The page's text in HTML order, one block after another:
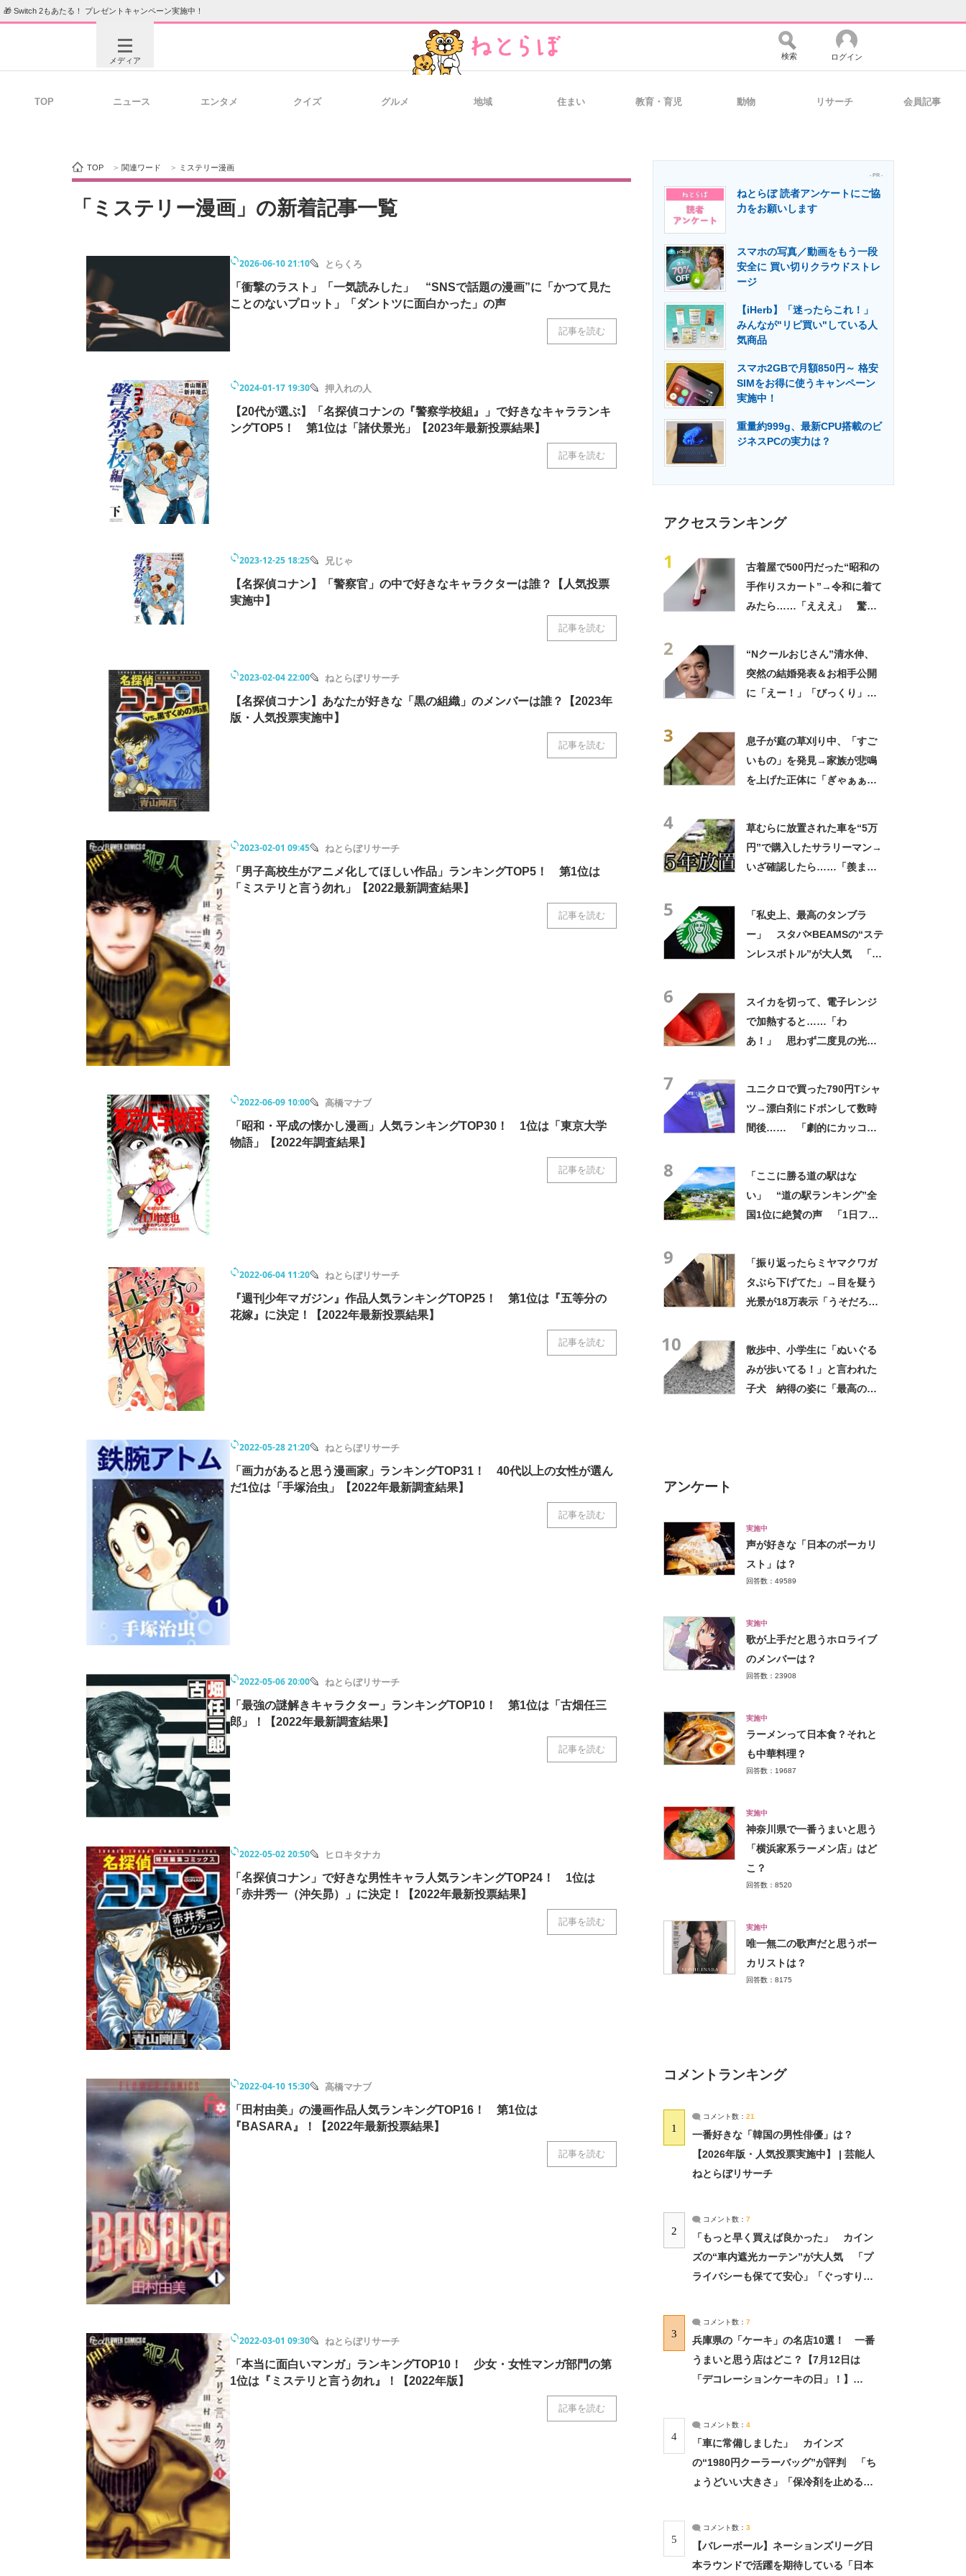
🎁 Switch 2もあたる！ プレゼントキャンペーン実施中！
メディア
AI活用のいまが分かる 経営リーダーのコミュニティ マーケ×ITの今がよく分かる
企業向けIT製品の総合サイト 製造業のIT導入・活用を支援
モノづくり技術者専門サイト エネルギーの専門メディア 建設×テクノロジーの最前線
ちょっと気になるネットの話題
検索 ログイン
TOP ニュース エンタメ クイズ グルメ 地域 住まい 教育・育児 動物 リサーチ 会員記事
TOP > 関連ワード > ミステリー漫画
「ミステリー漫画」の新着記事一覧
2026-06-10 21:10 とらくろ
「衝撃のラスト」「一気読みした」 “SNSで話題の漫画”に「かつて見た
ことのないプロット」「ダントツに面白かった」の声
記事を読む
2024-01-17 19:30 押入れの人
【20代が選ぶ】「名探偵コナンの『警察学校組』」で好きなキャラランキ
ングTOP5！ 第1位は「諸伏景光」【2023年最新投票結果】
記事を読む
2023-12-25 18:25 兄じゃ
【名探偵コナン】「警察官」の中で好きなキャラクターは誰？【人気投票
実施中】
記事を読む
2023-02-04 22:00 ねとらぼリサーチ
【名探偵コナン】あなたが好きな「黒の組織」のメンバーは誰？【2023年
版・人気投票実施中】
記事を読む
2023-02-01 09:45 ねとらぼリサーチ
「男子高校生がアニメ化してほしい作品」ランキングTOP5！ 第1位は
「ミステリと言う勿れ」【2022最新調査結果】
記事を読む
2022-06-09 10:00 高橋マナブ
「昭和・平成の懐かし漫画」人気ランキングTOP30！ 1位は「東京大学
物語」【2022年調査結果】
記事を読む
2022-06-04 11:20 ねとらぼリサーチ
『週刊少年マガジン』作品人気ランキングTOP25！ 第1位は『五等分の
花嫁』に決定！【2022年最新投票結果】
記事を読む
2022-05-28 21:20 ねとらぼリサーチ
「画力があると思う漫画家」ランキングTOP31！ 40代以上の女性が選ん
だ1位は「手塚治虫」【2022年最新調査結果】
記事を読む
2022-05-06 20:00 ねとらぼリサーチ
「最強の謎解きキャラクター」ランキングTOP10！ 第1位は「古畑任三
郎」！【2022年最新調査結果】
記事を読む
2022-05-02 20:50 ヒロキタナカ
「名探偵コナン」で好きな男性キャラ人気ランキングTOP24！ 1位は
「赤井秀一（沖矢昴）」に決定！【2022年最新投票結果】
記事を読む
2022-04-10 15:30 高橋マナブ
「田村由美」の漫画作品人気ランキングTOP16！ 第1位は
『BASARA』！【2022年最新投票結果】
記事を読む
2022-03-01 09:30 ねとらぼリサーチ
「本当に面白いマンガ」ランキングTOP10！ 少女・女性マンガ部門の第
1位は『ミステリと言う勿れ』！【2022年版】
記事を読む
- PR -
ねとらぼ 読者アンケートにご協
力をお願いします
スマホの写真／動画をもう一段
安全に 買い切りクラウドストレ
ージ
【iHerb】「迷ったらこれ！」
みんなが"リピ買い"している人
気商品
スマホ2GBで月額850円～ 格安
SIMをお得に使うキャンペーン
実施中！
重量約999g、最新CPU搭載のビ
ジネスPCの実力は？
アクセスランキング
1
古着屋で500円だった“昭和の
手作りスカート”→令和に着て
みたら……「えええ」 驚き
2
“Nクールおじさん”清水伸、
突然の結婚発表＆お相手公開
に「えー！」「びっくり」
3
息子が庭の草刈り中、「すご
いもの」を発見→家族が悲鳴
を上げた正体に「ぎゃぁぁぁ
4
草むらに放置された車を“5万
円”で購入したサラリーマン→
いざ確認したら……「羨まし
5
「私史上、最高のタンブラ
ー」 スタバ×BEAMSの“ステ
ンレスボトル”が大人気 「氷
6
スイカを切って、電子レンジ
で加熱すると……「わ
あ！」 思わず二度見の光景
7
ユニクロで買った790円Tシャ
ツ→漂白剤にドボンして数時
間後…… 「劇的にカッコよ
8
「ここに勝る道の駅はな
い」 “道の駅ランキング”全
国1位に絶賛の声 「1日フル
9
「振り返ったらミヤマクワガ
タぶら下げてた」→目を疑う
光景が18万表示「うそだろ
10
散歩中、小学生に「ぬいぐる
みが歩いてる！」と言われた
子犬 納得の姿に「最高の褒
アンケート
実施中
声が好きな「日本のボーカリ
スト」は？
回答数：49589
実施中
歌が上手だと思うホロライブ
のメンバーは？
回答数：23908
実施中
ラーメンって日本食？それと
も中華料理？
回答数：19687
実施中
神奈川県で一番うまいと思う
「横浜家系ラーメン店」はど
こ？
回答数：8520
実施中
唯一無二の歌声だと思うボー
カリストは？
回答数：8175
コメントランキング
1
コメント数： 21
一番好きな「韓国の男性俳優」は？
【2026年版・人気投票実施中】 | 芸能人
ねとらぼリサーチ
2
コメント数： 7
「もっと早く買えば良かった」 カイン
ズの“車内遮光カーテン”が大人気 「プ
ライバシーも保てて安心」「ぐっすり眠
3
コメント数： 7
兵庫県の「ケーキ」の名店10選！ 一番
うまいと思う店はどこ？【7月12日は
「デコレーションケーキの日」！】
4
コメント数： 4
「車に常備しました」 カインズ
の“1980円クーラーバッグ”が評判 「ち
ょうどいい大きさ」「保冷剤を止めるベ
5
コメント数： 3
【バレーボール】ネーションズリーグ日
本ラウンドで活躍を期待している「日本